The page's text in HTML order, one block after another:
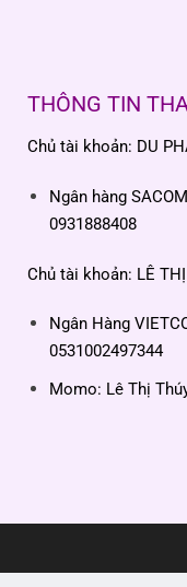
THÔNG TIN
Chủ tài khoản: DU
Ngân hàng
0931888408
Chủ tài khoản: LÊ
Ngân Hàng
0531002497344
Momo: Lê Thị